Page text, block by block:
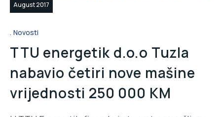
August 2017
Novosti
TTU energetik d.o.o Tuzla
nabavio četiri nove mašine
vrijednosti 250 000 KM